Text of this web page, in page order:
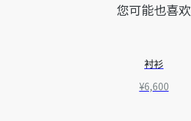
您可能也喜欢
衬衫
¥6,600